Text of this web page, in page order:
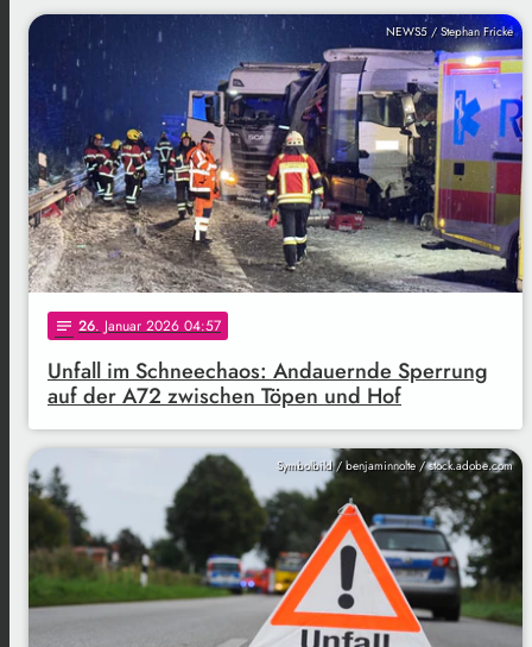
NEWS5 / Stephan Fricke
notes 26. Januar 2026 04:57
Unfall im Schneechaos: Andauernde Sperrung
auf der A72 zwischen Töpen und Hof
Symbolbild / benjaminnolte / stock.adobe.com